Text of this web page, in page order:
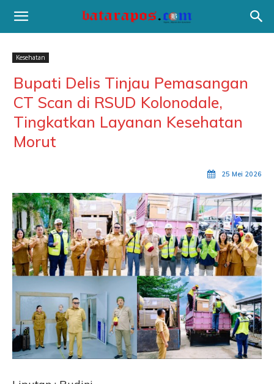
Kesehatan
Bupati Delis Tinjau Pemasangan
CT Scan di RSUD Kolonodale,
Tingkatkan Layanan Kesehatan
Morut
25 Mei 2026